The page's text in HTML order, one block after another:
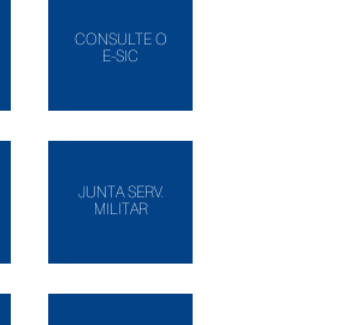
CONSULTE O
E-SIC
JUNTA SERV.
MILITAR